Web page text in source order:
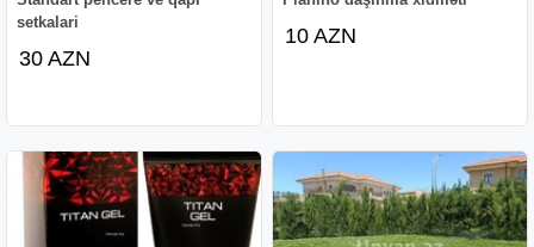
setkalari
30 AZN
10 AZN